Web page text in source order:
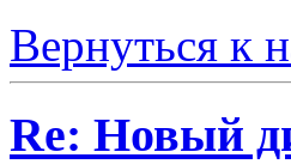
Вернуться к
Re: Новый